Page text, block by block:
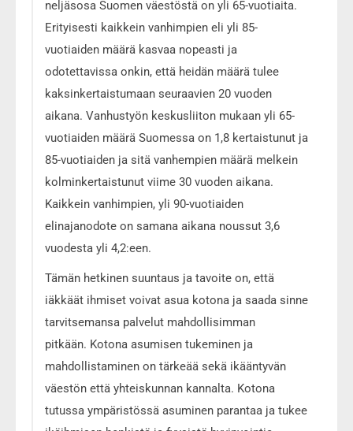
neljäsosa Suomen väestöstä on yli 65-vuotiaita.
Erityisesti kaikkein vanhimpien eli yli 85-
vuotiaiden määrä kasvaa nopeasti ja
odotettavissa onkin, että heidän määrä tulee
kaksinkertaistumaan seuraavien 20 vuoden
aikana. Vanhustyön keskusliiton mukaan yli 65-
vuotiaiden määrä Suomessa on 1,8 kertaistunut ja
85-vuotiaiden ja sitä vanhempien määrä melkein
kolminkertaistunut viime 30 vuoden aikana.
Kaikkein vanhimpien, yli 90-vuotiaiden
elinajanodote on samana aikana noussut 3,6
vuodesta yli 4,2:een.
Tämän hetkinen suuntaus ja tavoite on, että
iäkkäät ihmiset voivat asua kotona ja saada sinne
tarvitsemansa palvelut mahdollisimman
pitkään. Kotona asumisen tukeminen ja
mahdollistaminen on tärkeää sekä ikääntyvän
väestön että yhteiskunnan kannalta. Kotona
tutussa ympäristössä asuminen parantaa ja tukee